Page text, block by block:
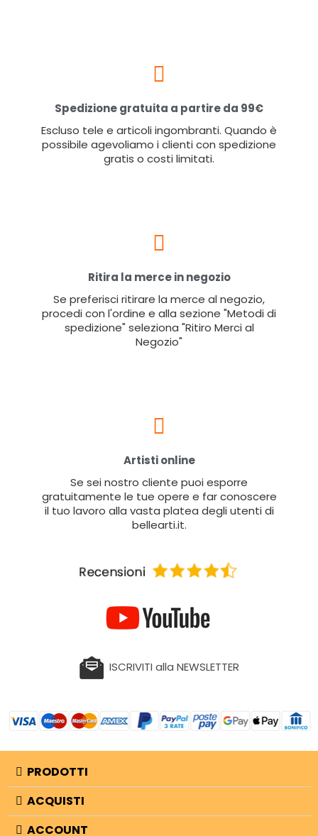
Spedizione gratuita a partire da 99€
Escluso tele e articoli ingombranti. Quando è
possibile agevoliamo i clienti con spedizione
gratis o costi limitati.
Ritira la merce in negozio
Se preferisci ritirare la merce al negozio,
procedi con l'ordine e alla sezione "Metodi di
spedizione" seleziona "Ritiro Merci al
Negozio"
Artisti online
Se sei nostro cliente puoi esporre
gratuitamente le tue opere e far conoscere
il tuo lavoro alla vasta platea degli utenti di
bellearti.it.
ISCRIVITI alla NEWSLETTER
PRODOTTI
ACQUISTI
ACCOUNT